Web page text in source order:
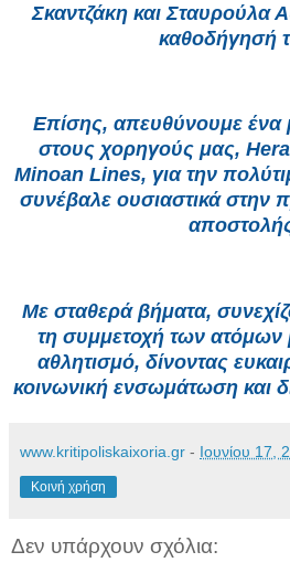
Σκαντζάκη και Σταυρούλα
καθοδήγησή
Επίσης, απευθύνουμε ένα
στους χορηγούς μας,
Minoan Lines, για την
συνέβαλε ουσιαστικά στην
Με σταθερά βήματα,
τη συμμετοχή των ατόμων
αθλητισμό, δίνοντας
κοινωνική ενσωμάτωση και
www.kritipoliskaixoria.gr - Ιουνίου 17,
Κοινή χρήση
Δεν υπάρχουν σχόλια: